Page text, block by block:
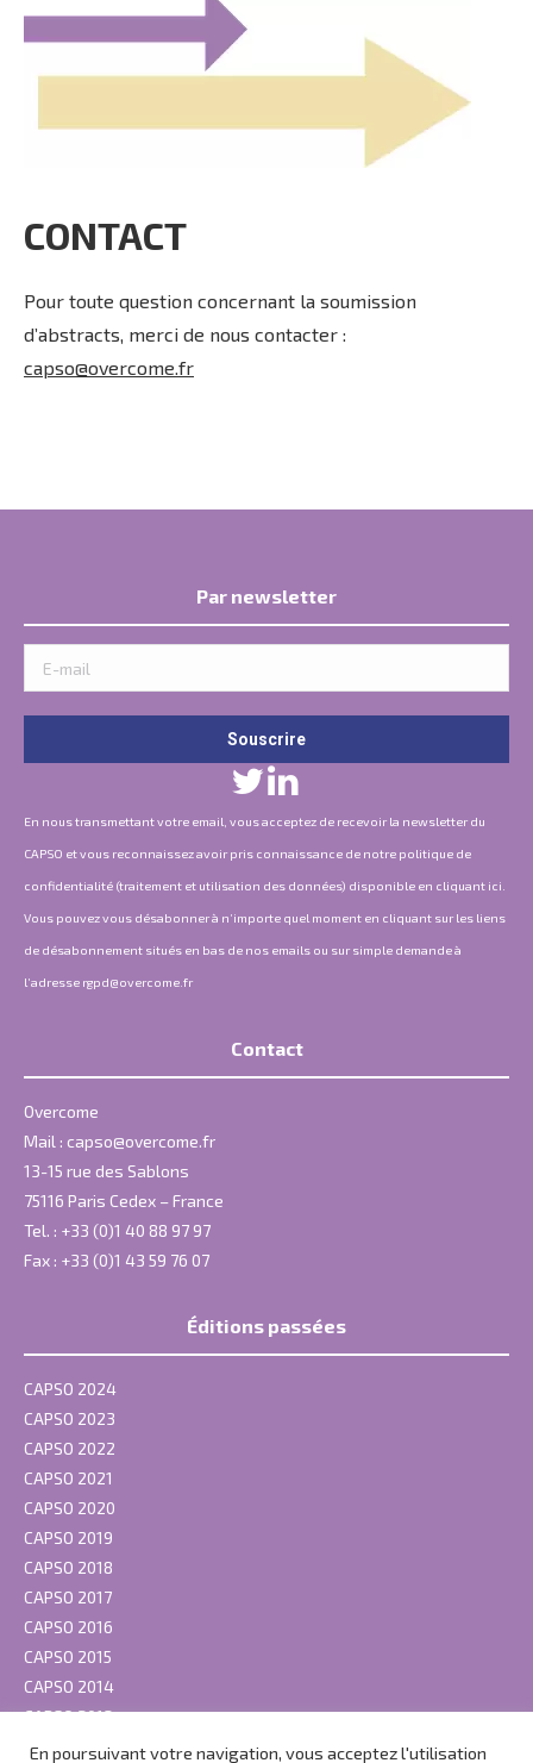
CONTACT
Pour toute question concernant la soumission
d’abstracts, merci de nous contacter :
capso@overcome.fr
Par newsletter
En nous transmettant votre email, vous acceptez de recevoir la newsletter du
CAPSO et vous reconnaissez avoir pris connaissance de notre politique de
confidentialité (traitement et utilisation des données) disponible en cliquant ici
Vous pouvez vous désabonner à n’importe quel moment en cliquant sur les liens
de désabonnement situés en bas de nos emails ou sur simple demande à
l’adresse rgpd@overcome.fr
Contact
Overcome
Mail : capso@overcome.fr
13-15 rue des Sablons
75116 Paris Cedex – France
Tel. : +33 (0)1 40 88 97 97
Fax : +33 (0)1 43 59 76 07
Éditions passées
CAPSO 2024
CAPSO 2023
CAPSO 2022
CAPSO 2021
CAPSO 2020
CAPSO 2019
CAPSO 2018
CAPSO 2017
CAPSO 2016
CAPSO 2015
CAPSO 2014
CAPSO 2013
En poursuivant votre navigation, vous acceptez l'utilisation